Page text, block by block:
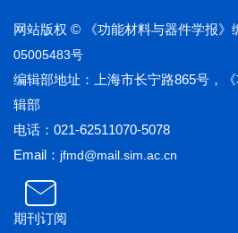
网站版权 © 《功能材料与器件学报
05005483号
编辑部地址：上海市长宁路865号，
辑部
电话：021-62511070-5078
Email： jfmd@mail.sim.ac.cn
期刊订阅